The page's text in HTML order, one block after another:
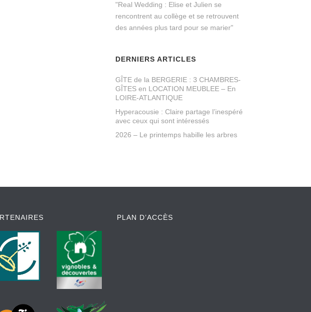
"Real Wedding : Elise et Julien se
rencontrent au collège et se retrouvent
des années plus tard pour se marier"
DERNIERS ARTICLES
GÎTE de la BERGERIE : 3 CHAMBRES-
GÎTES en LOCATION MEUBLEE – En
LOIRE-ATLANTIQUE
Hyperacousie : Claire partage l’inespéré
avec ceux qui sont intéressés
2026 – Le printemps habille les arbres
PLAN D’ACCÈS